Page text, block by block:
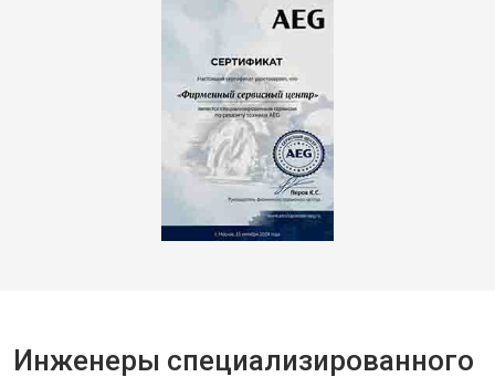
Инженеры специализированного